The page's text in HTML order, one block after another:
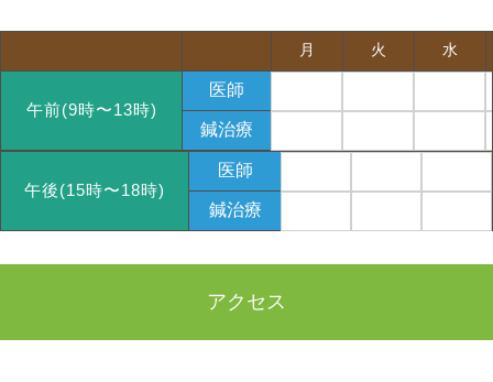
月 火 水
午前(9時〜13時)
医師
鍼治療
午後(15時〜18時)
医師
鍼治療
アクセス